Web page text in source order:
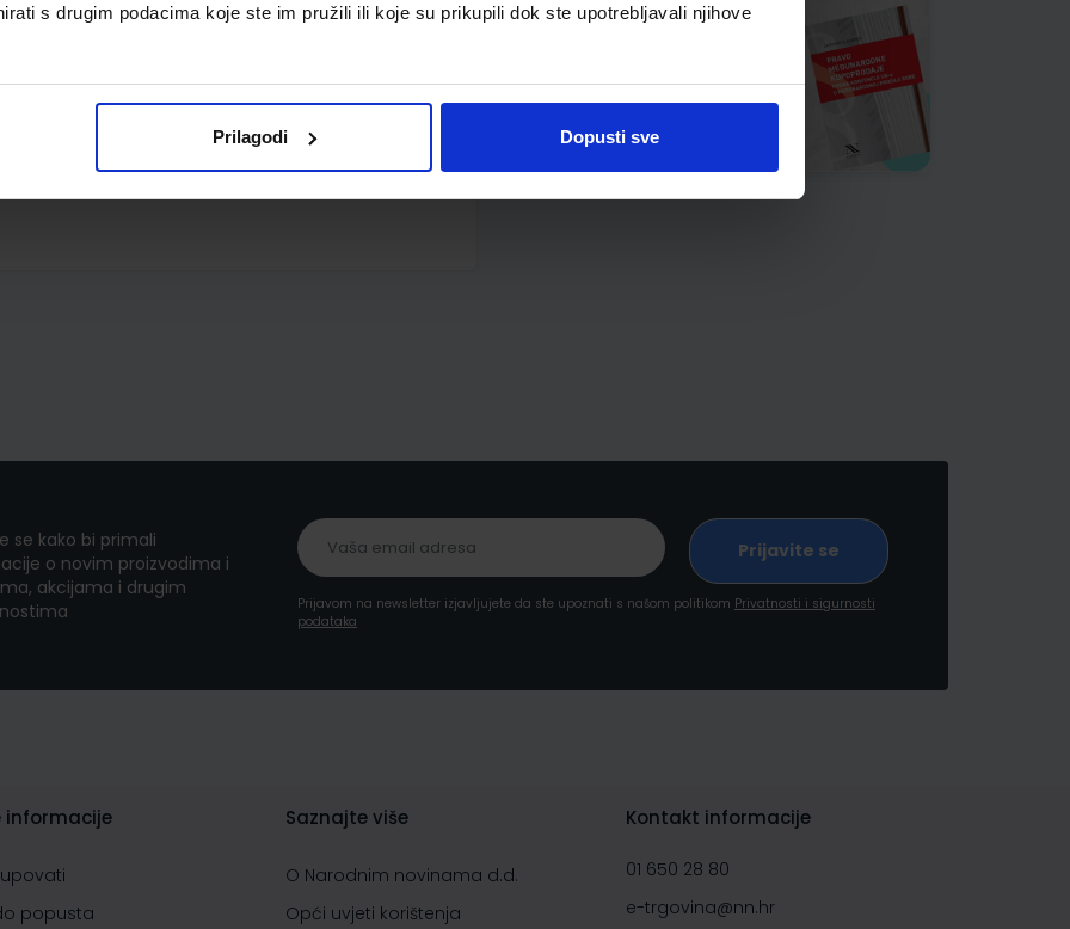
s drugim podacima koje ste im pružili ili koje su prikupili dok ste upotrebljavali njihove
Prilagodi Dopusti sve
se kako bi primali
o novim proizvodima i
akcijama i drugim
Prijavom na newsletter izjavljujete da ste upoznati s našom politikom Privatnosti i sigurnosti
podataka
informacije
popusta
Saznajte više
O Narodnim novinama d.d.
Opći uvjeti korištenja
Kontakt informacije
01 650 28 80
e-trgovina@nn.hr